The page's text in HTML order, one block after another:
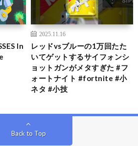
In
2025.11.16
レッドvsブルーの1万回たた
いてゲットするサイフォンシ
ョットガンがメタすぎた #フ
ォートナイト #fortnite #小
ネタ #小技
Back to Top